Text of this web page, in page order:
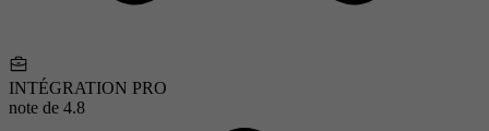
INTÉGRATION PRO
note de 4.8